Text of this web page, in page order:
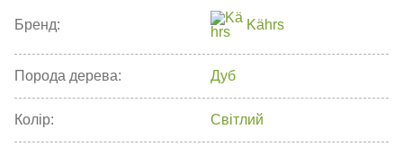
Бренд: Kährs
Порода дерева: Дуб
Колір: Світлий